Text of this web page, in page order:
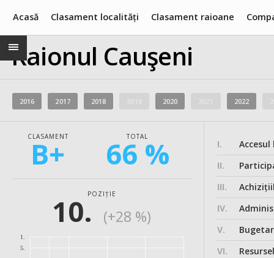
Acasă Clasament localități Clasament raioane
Raionul Cauşeni
2016 2017 2018 2020 2022
CLASAMENT
B+ TOTAL
66 %
POZIȚIE
10. (+28 %)
1.
5.
I.
II.
III.
IV.
V.
VI.